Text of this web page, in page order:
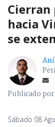
Cierran
hacia
se
Publicado por
Sábado 08